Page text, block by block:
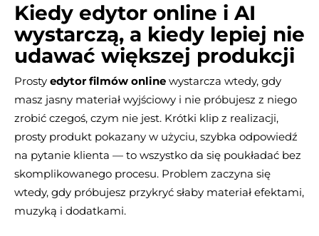
Kiedy edytor online i AI
wystarczą, a kiedy lepiej nie
udawać większej produkcji
Prosty edytor filmów online wystarcza wtedy, gdy
masz jasny materiał wyjściowy i nie próbujesz z niego
zrobić czegoś, czym nie jest. Krótki klip z realizacji,
prosty produkt pokazany w użyciu, szybka odpowiedź
na pytanie klienta — to wszystko da się poukładać bez
skomplikowanego procesu. Problem zaczyna się
wtedy, gdy próbujesz przykryć słaby materiał efektami,
muzyką i dodatkami.